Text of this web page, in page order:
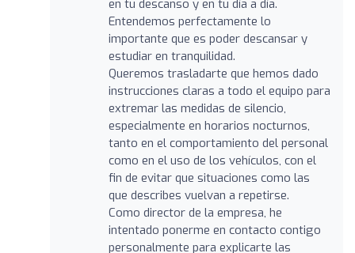
en tu descanso y en tu día a día.
Entendemos perfectamente lo
importante que es poder descansar y
estudiar en tranquilidad.
Queremos trasladarte que hemos dado
instrucciones claras a todo el equipo para
extremar las medidas de silencio,
especialmente en horarios nocturnos,
tanto en el comportamiento del personal
como en el uso de los vehículos, con el
fin de evitar que situaciones como las
que describes vuelvan a repetirse.
Como director de la empresa, he
intentado ponerme en contacto contigo
personalmente para explicarte las